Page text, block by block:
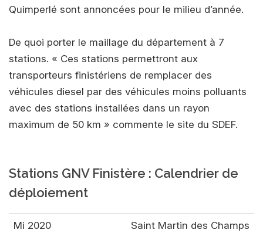
Quimperlé sont annoncées pour le milieu d’année.
De quoi porter le maillage du département à 7
stations. « Ces stations permettront aux
transporteurs finistériens de remplacer des
véhicules diesel par des véhicules moins polluants
avec des stations installées dans un rayon
maximum de 50 km » commente le site du SDEF.
Stations GNV Finistère : Calendrier de
déploiement
Mi 2020
Saint Martin des Champs